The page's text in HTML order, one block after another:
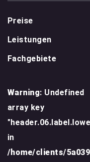
Preise
Leistungen
Fachgebiete
Warning: Undefined
array key
in
/home/clients/